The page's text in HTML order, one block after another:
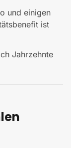
und einigen
ist
Jahrzehnte